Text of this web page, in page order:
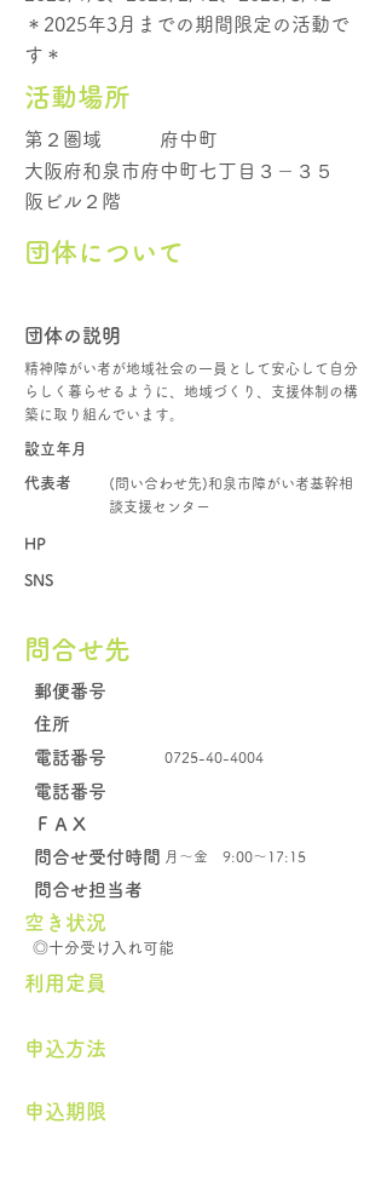
＊2025年3月までの期間限定の活動で
す＊
活動場所
第２圏域
府中町
大阪府和泉市府中町七丁目３－３５
阪ビル２階
団体について
団体の説明
精神障がい者が地域社会の一員として安心して自分
らしく暮らせるように、地域づくり、支援体制の構
築に取り組んでいます。
設立年月
代表者
(問い合わせ先)和泉市障がい者基幹相
談支援センター
HP
SNS
問合せ先
郵便番号
住所
電話番号
0725-40-4004
電話番号
​ＦＡＸ
問合せ受付時間 月～金 9:00～17:15
問合せ担当者
空き状況
◎十分受け入れ可能
​利用定員
申込方法
申込期限